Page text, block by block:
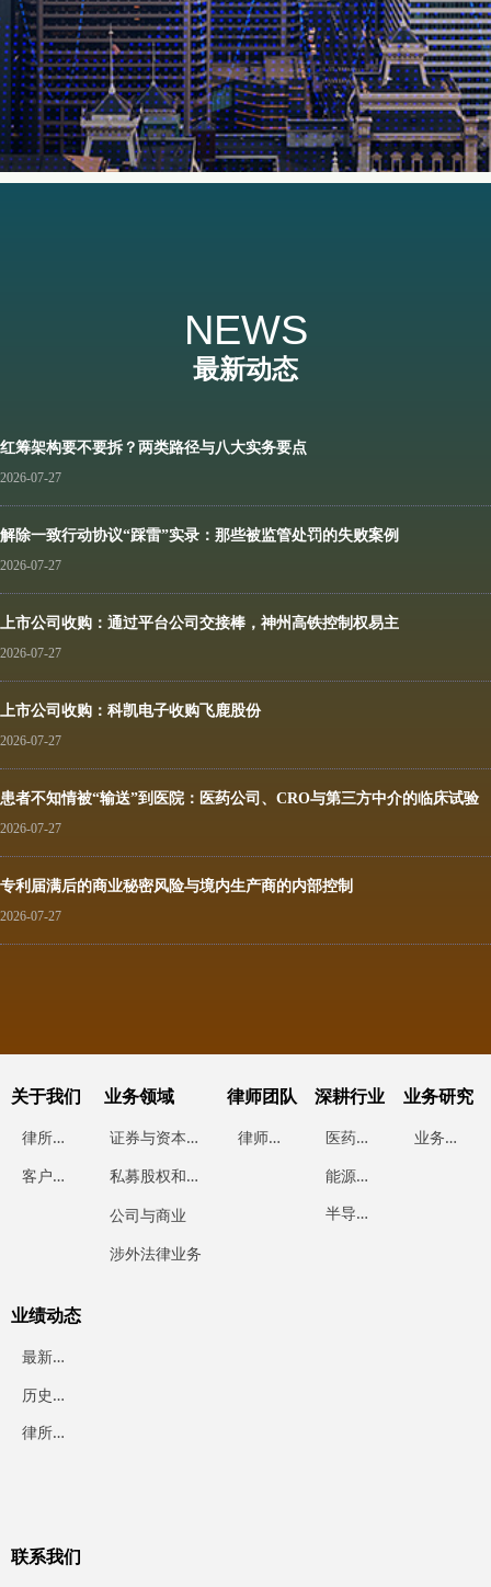
红筹架构要不要拆？两类路径与八大实务要点
2026-07-27
解除一致行动协议“踩雷”实录：那些被监管处罚的失败案例
2026-07-27
上市公司收购：通过平台公司交接棒，神州高铁控制权易主
2026-07-27
上市公司收购：科凯电子收购飞鹿股份
2026-07-27
患者不知情被“输送”到医院：医药公司、CRO与第三方中介的临床试验
合规边界
2026-07-27
专利届满后的商业秘密风险与境内生产商的内部控制
2026-07-27
NEWS
最新动态
联系我们
深耕行业
医
药行业
能
源行业
半
导体行业
证
券与资本市场
私
募股权和投资基金
公司与商业
涉外法律业务
业务领域
律
师团队
律师团队
关于我们
律
所简介
客
户案例
业务研究
业
务研究
业绩动态
最
新业绩
历
史业绩
律
所动态